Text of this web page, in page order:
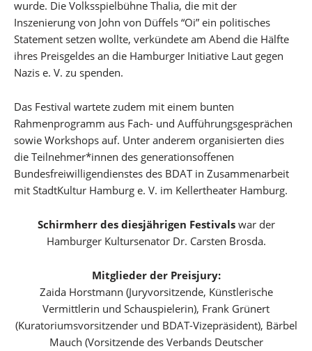
wurde. Die Volksspielbühne Thalia, die mit der
Inszenierung von John von Düffels “Oi” ein politisches
Statement setzen wollte, verkündete am Abend die Hälfte
ihres Preisgeldes an die Hamburger Initiative Laut gegen
Nazis e. V. zu spenden.
Das Festival wartete zudem mit einem bunten
Rahmenprogramm aus Fach- und Aufführungsgesprächen
sowie Workshops auf. Unter anderem organisierten dies
die Teilnehmer*innen des generationsoffenen
Bundesfreiwilligendienstes des BDAT in Zusammenarbeit
mit StadtKultur Hamburg e. V. im Kellertheater Hamburg.
Schirmherr des diesjährigen Festivalswar der
Hamburger Kultursenator Dr. Carsten Brosda.
Mitglieder der Preisjury:
Zaida Horstmann (Juryvorsitzende, Künstlerische
Vermittlerin und Schauspielerin), Frank Grünert
(Kuratoriumsvorsitzender und BDAT-Vizepräsident), Bärbel
Mauch (Vorsitzende des Verbands Deutscher